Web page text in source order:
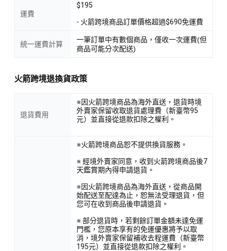
運費
$195
- 火箭跨境商品訂單價格超過$690免運費
統一運費計算
一筆訂單中有數個商品，僅收一次運費(但
商品可能分次配送)
火箭跨境退換貨政策
退貨費用
※因火箭跨境商品為海外直送，退貨時境
外賣家保留收取退貨處理費（新臺幣95
元）並直接從退款扣除之權利。
※火箭跨境商品恕不提供換貨服務。
※ 經境外賣家同意，收到火箭跨境商品後7
天鑑賞期內得申請退貨。
※因火箭跨境商品為海外直送，從商品開
始配送至配達為止，恕無法受理退貨，但
您可在收到商品後申請退貨。
※ 部分退貨時，若剩餘訂單金額未達免運
門檻，您原本享有的免運優惠將予以取
消，境外賣家保留補收去程運費（新臺幣
195元）並直接從退款扣除之權利。